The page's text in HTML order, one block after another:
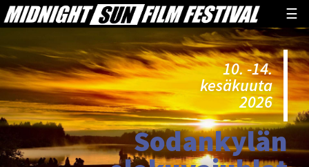
☰
10. -14.
kesäkuuta
2026
Sodankylän